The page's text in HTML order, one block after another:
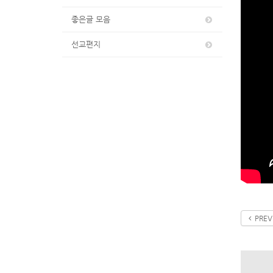
좋은글 모음
선교편지
PREV